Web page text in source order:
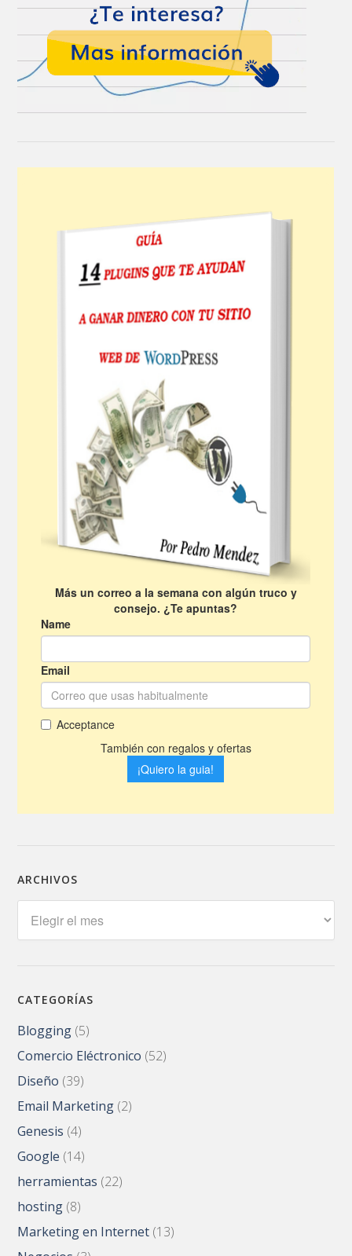
ARCHIVOS
CATEGORÍAS
Blogging (5)
Comercio Eléctronico (52)
Diseño (39)
Email Marketing (2)
Genesis (4)
Google (14)
herramientas (22)
hosting (8)
Marketing en Internet (13)